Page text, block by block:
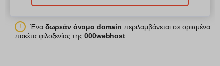
Ένα δωρεάν όνομα domain περιλαμβάνεται σε ορισμένα
πακέτα φιλοξενίας της 000webhost